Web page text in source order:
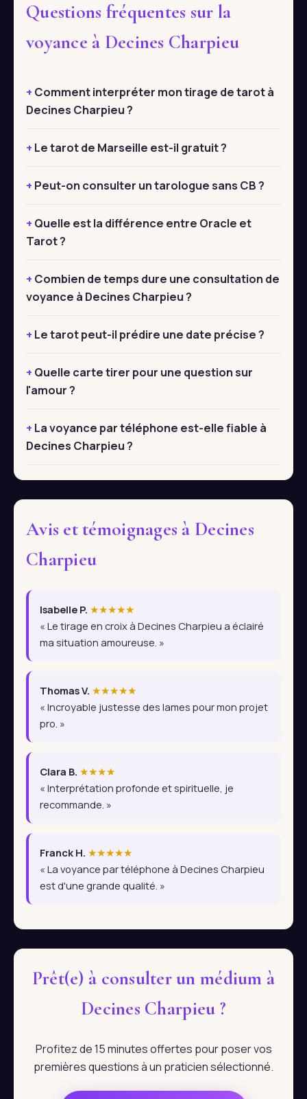
Questions fréquentes sur la
voyance à Decines Charpieu
Comment interpréter mon tirage de tarot à
Decines Charpieu ?
Le tarot de Marseille est-il gratuit ?
Peut-on consulter un tarologue sans CB ?
Quelle est la différence entre Oracle et
Tarot ?
Combien de temps dure une consultation de
voyance à Decines Charpieu ?
Le tarot peut-il prédire une date précise ?
Quelle carte tirer pour une question sur
l'amour ?
La voyance par téléphone est-elle fiable à
Decines Charpieu ?
Avis et témoignages à Decines
Charpieu
Isabelle P. ★★★★★
« Le tirage en croix à Decines Charpieu a éclairé
ma situation amoureuse. »
Thomas V. ★★★★★
« Incroyable justesse des lames pour mon projet
pro. »
Clara B. ★★★★
« Interprétation profonde et spirituelle, je
recommande. »
Franck H. ★★★★★
« La voyance par téléphone à Decines Charpieu
est d'une grande qualité. »
Prêt(e) à consulter un médium à
Decines Charpieu ?
Profitez de 15 minutes offertes pour poser vos
premières questions à un praticien sélectionné.